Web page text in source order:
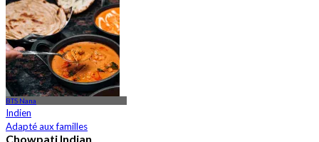
BTS Nana
Indien
Adapté aux familles
Chowpati Indian